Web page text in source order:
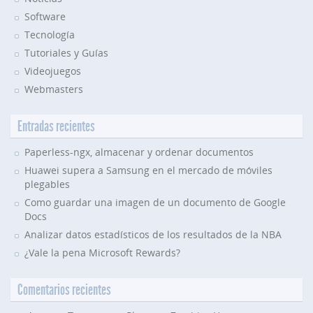
Software
Tecnología
Tutoriales y Guías
Videojuegos
Webmasters
Entradas recientes
Paperless-ngx, almacenar y ordenar documentos
Huawei supera a Samsung en el mercado de móviles
plegables
Como guardar una imagen de un documento de Google
Docs
Analizar datos estadísticos de los resultados de la NBA
¿Vale la pena Microsoft Rewards?
Comentarios recientes